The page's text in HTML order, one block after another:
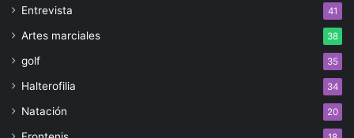
Entrevista 41
Artes marciales 38
golf 35
Halterofilia 34
Natación 20